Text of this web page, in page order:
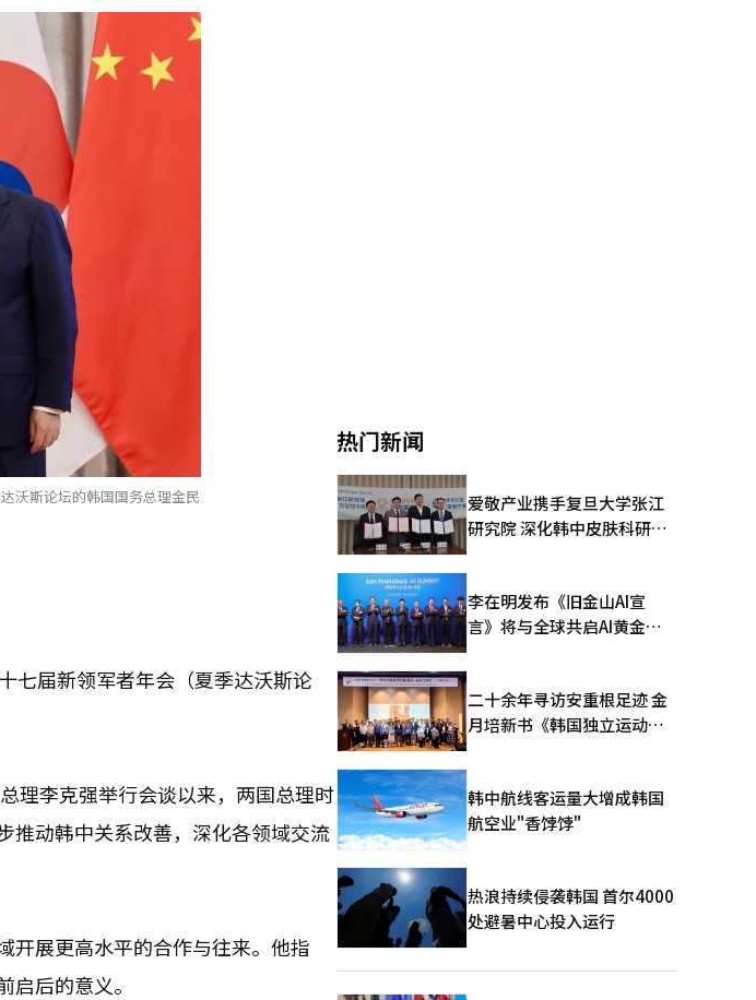
沃斯论坛的韩国国务总理金民
七届新领军者年会（夏季达沃斯论
理李克强举行会谈以来，两国总理时
推动韩中关系改善，深化各领域交流
开展更高水平的合作与往来。他指
后的意义。
热门新闻
爱敬产业携手复旦大学张江
研究院 深化韩中皮肤科研合
李在明发布《旧金山AI宣
言》将与全球共启AI黄金时
二十余年寻访安重根足迹 金
月培新书《韩国独立运动圣
韩中航线客运量大增成韩国
航空业"香饽饽"
热浪持续侵袭韩国 首尔4000
处避暑中心投入运行